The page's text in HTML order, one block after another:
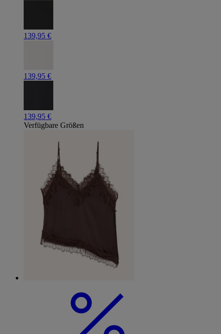
139,95 €
139,95 €
139,95 €
Verfügbare Größen